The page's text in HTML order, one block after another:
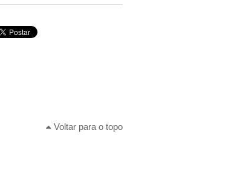
Voltar para o topo